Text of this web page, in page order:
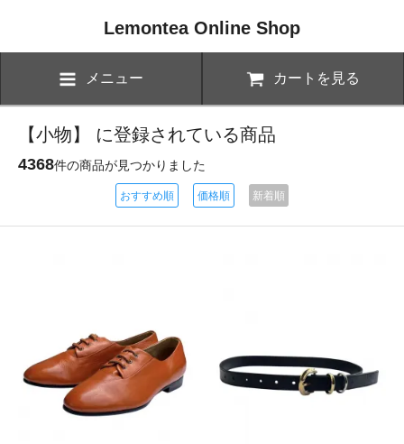
Lemontea Online Shop
メニュー カートを見る
【小物】 に登録されている商品
4368件の商品が見つかりました
おすすめ順 価格順 新着順